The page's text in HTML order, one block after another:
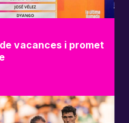
vacances i promet